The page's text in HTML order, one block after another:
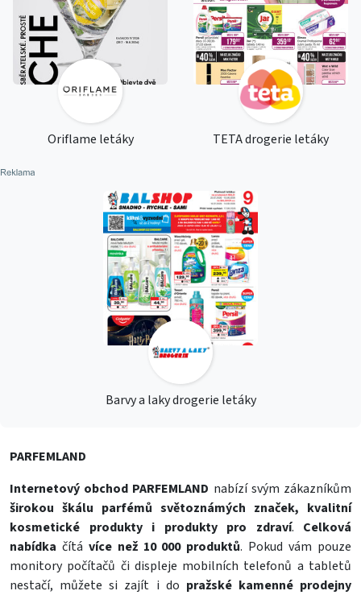
Oriflame letáky TETA drogerie letáky
Barvy a laky drogerie letáky
PARFEMLAND
Internetový obchod PARFEMLAND nabízí svým zákazníkům
širokou škálu parfémů světoznámých značek, kvalitní
kosmetické produkty i produkty pro zdraví. Celková
nabídka čítá více než 10 000 produktů. Pokud vám pouze
monitory počítačů či displeje mobilních telefonů a tabletů
nestačí, můžete si zajít i do pražské kamenné prodejny